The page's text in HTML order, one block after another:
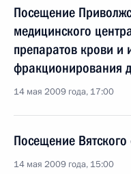
Посещение
медицинского
препаратов крови и
фракционирования
14 мая 2009 года, 17:00
Посещение
14 мая 2009 года, 15:00